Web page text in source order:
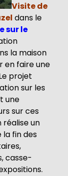
Visite de
dans le
sur le
la maison
en faire une
projet
sur les
une
sur ces
réalise un
fin des
casse-